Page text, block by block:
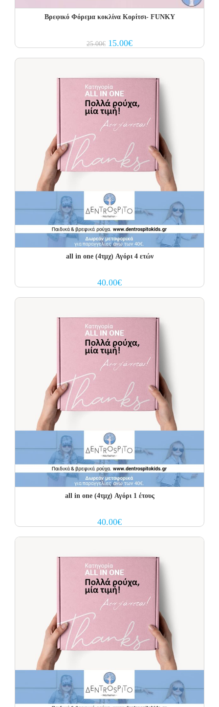
Βρεφικό Φόρεμα κοκλίνα Κορίτσι- FUNKY
25.00€ Original
price
15.00€Current
price
all in one (4τμχ) Αγόρι 4 ετών
40.00€
all in one (4τμχ) Αγόρι 1 έτους
40.00€